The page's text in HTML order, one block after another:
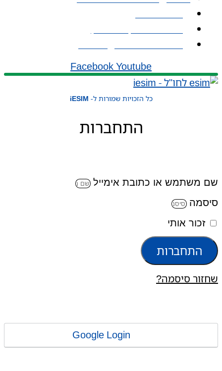
Facebook Youtube
כל הזכויות שמורות ל- iESIM
התחברות
שם משתמש או כתובת אימייל
סיסמה
זכור אותי
התחברות
שחזור סיסמה?